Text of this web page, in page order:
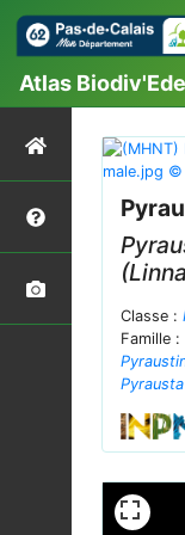
Atlas
Classe :
Famille :
Pyrausta